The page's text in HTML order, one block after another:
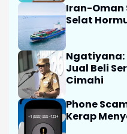
Iran-Oman
Selat
Ngatiyana:
Jual Beli
Cimahi
Phone
Kerap